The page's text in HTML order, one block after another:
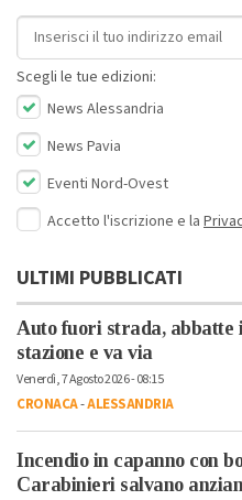
Indirizzo email
Scegli le tue edizioni:
News Alessandria
News Pavia
Eventi Nord-Ovest
Accetto l'iscrizione e la
ULTIMI PUBBLICATI
Auto fuori strada,
stazione e va via
Venerdì, 7 Agosto 2026 - 08:15
CRONACA-ALESSANDRIA
Incendio in capanno con
Carabinieri salvano